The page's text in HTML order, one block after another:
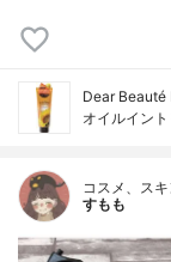
Dear Beauté
オイルイン
コスメ、ス
すもも